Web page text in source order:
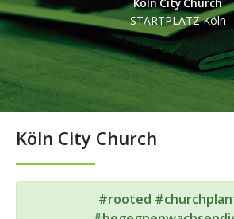
Köln City Church
STARTPLATZ Köln
Köln City Church
#rooted